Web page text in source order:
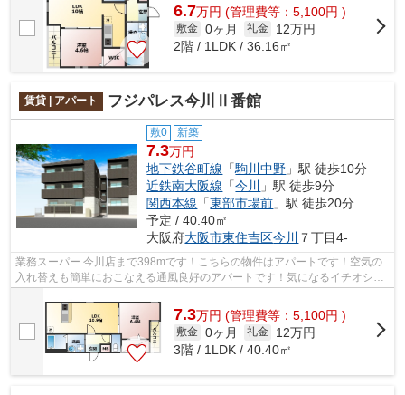
6.7万円 (管理費等：5,100円 )
敷金 0ヶ月 礼金
12万円
2階 / 1LDK / 36.16㎡
賃貸 | アパート フジパレス今川Ⅱ番館
敷0 新築
7.3万円
地下鉄谷町線 「駒川中野 」駅 徒歩10分
近鉄南大阪線 「今川
」駅 徒歩9分
関西本線 「東部市場前 」駅 徒歩20分
予定 / 40.40㎡
大阪府大阪市東住吉区今川 ７丁目4-
業務スーパー 今川店まで398mです！こちらの物件はアパートです！空気の
入れ替えも簡単におこなえる通風良好のアパートです！気になるイチオシ物
7.3万円 (管理費等：5,100円 )
敷金 0ヶ月 礼金
12万円
3階 / 1LDK / 40.40㎡